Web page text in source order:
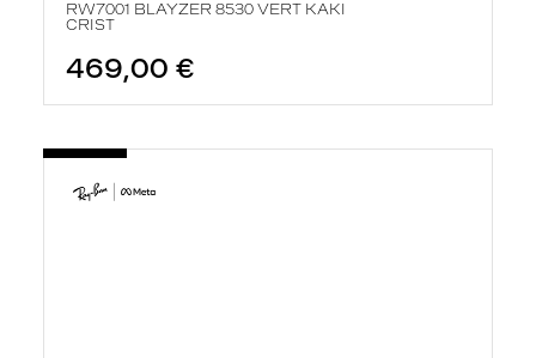
RW7001 BLAYZER 8530 VERT KAKI
CRIST
469,00 €